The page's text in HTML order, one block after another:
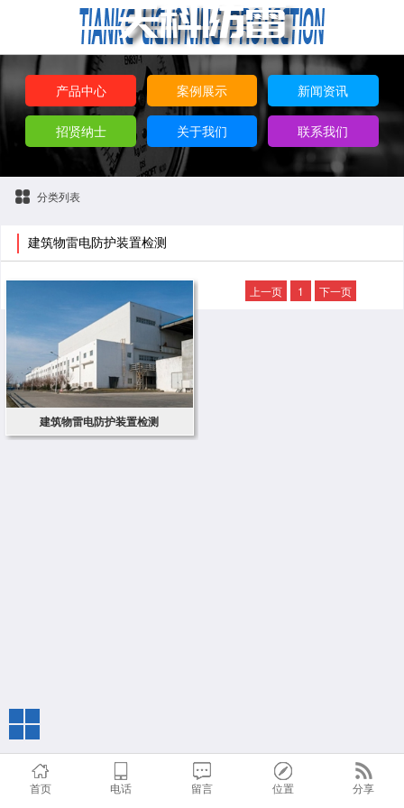
产品中心 案例展示 新闻资讯
招贤纳士 关于我们 联系我们
分类列表
建筑物雷电防护装置检测
建筑物雷电防护装置检测
上一页 1 下一页
首页 电话 留言 位置 分享